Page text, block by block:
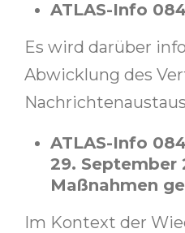
ATLAS-Info
Es wird darüber
Abwicklung des
ATLAS-Info
29. September
Maßnahmen
Im Kontext der